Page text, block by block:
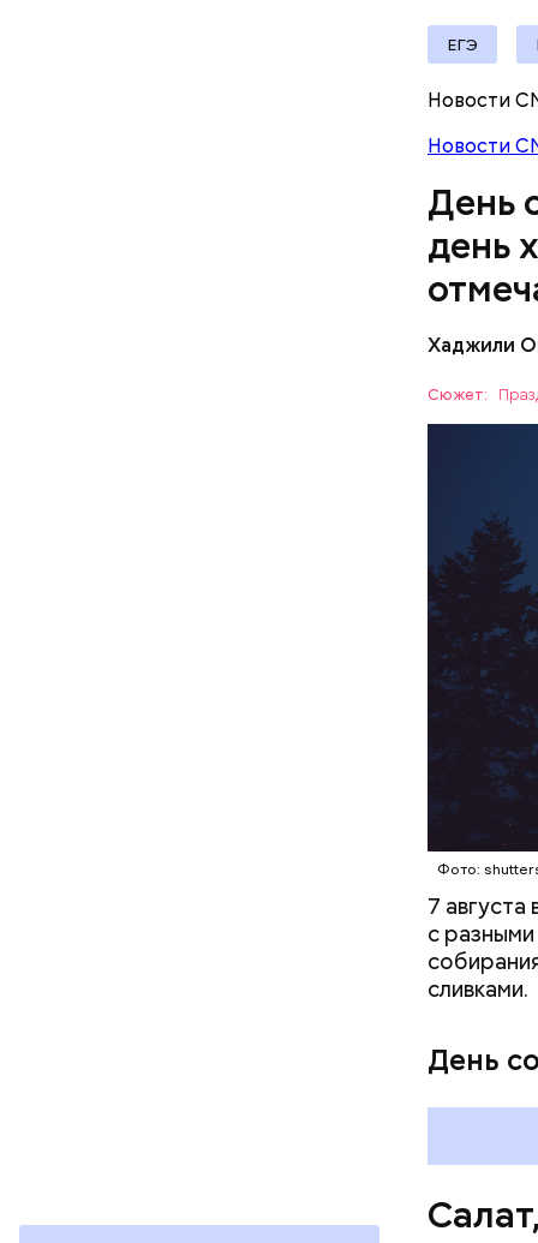
ЕГЭ
Новости
Новости
День
день
Хаджили
Сюжет:
Фото:
7
с
сливками.
День
День
любители
ЕДА
чеснок;
соль.
—
Копылов.
Вред
Фото:
Однако
полезна.